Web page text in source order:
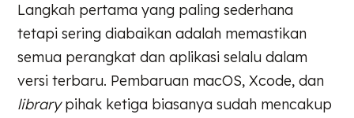
Langkah pertama yang paling sederhana
tetapi sering diabaikan adalah memastikan
semua perangkat dan aplikasi selalu dalam
versi terbaru. Pembaruan macOS, Xcode, dan
librarypihak ketiga biasanya sudah mencakup